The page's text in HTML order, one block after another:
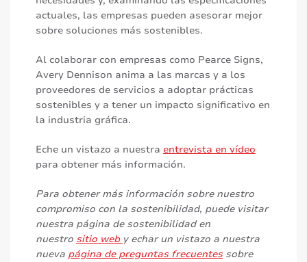
actuales, las empresas pueden asesorar mejor
sobre soluciones más sostenibles.
Al colaborar con empresas como Pearce Signs,
Avery Dennison anima a las marcas y a los
proveedores de servicios a adoptar prácticas
sostenibles y a tener un impacto significativo en
la industria gráfica.
Eche un vistazo a nuestra entrevista en vídeo
para obtener más información.
Para obtener más información sobre nuestro
compromiso con la sostenibilidad, puede visitar
nuestra página de sostenibilidad en
nuestro sitio web y echar un vistazo a nuestra
nueva página de preguntas frecuentes sobre